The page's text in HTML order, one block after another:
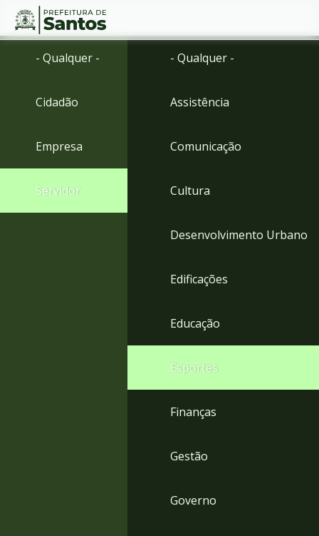
Ir
menu
para
Conteúdo
- Qualquer -
Cidadão
Empresa
Servidor
- Qualquer -
Assistência
Comunicação
Cultura
Desenvolvimento Urbano
Edificações
Educação
Esportes
Finanças
Gestão
Governo